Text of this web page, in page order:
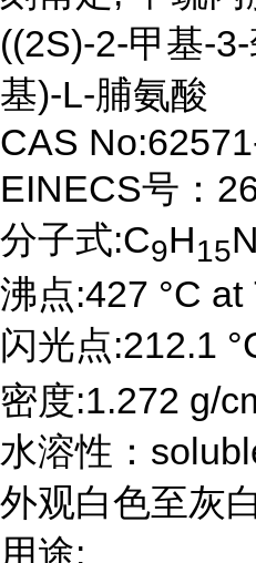
((2S)-2-甲基-
基)-L-脯氨酸
CAS
EINECS号：
分子式:C9H15
沸点:427 °C at
闪光点:212.1
密度:1.272 g/
水溶性：
外观白色至灰
用途: